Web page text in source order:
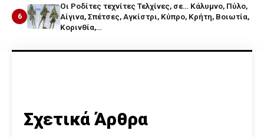
6
Οι Ροδίτες τεχνίτες Τελχίνες, σε… Κάλυμνο, Πύλο,
Αίγινα, Σπέτσες, Αγκίστρι, Κύπρο, Κρήτη, Βοιωτία,
Κορινθία,…
Σχετικά Άρθρα